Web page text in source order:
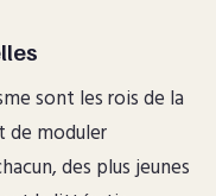
sont les rois de la
de moduler
des plus jeunes